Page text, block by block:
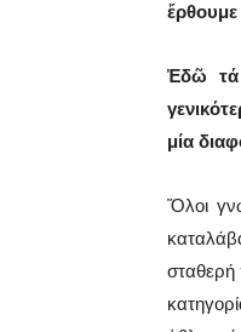
ἔρθουμε
Ἐδῶ τά
μία
Ὅλοι
σταθερή